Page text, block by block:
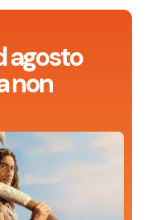
agosto
non